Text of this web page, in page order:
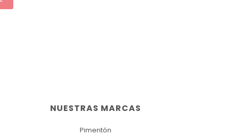
NUESTRAS MARCAS
Pimentón